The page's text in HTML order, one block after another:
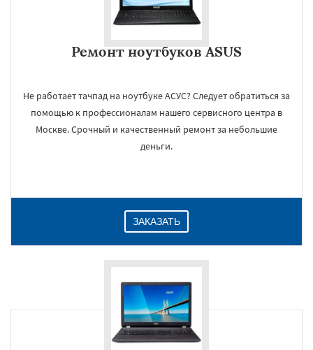
Ремонт ноутбуков ASUS
Не работает тачпад на ноутбуке АСУС? Следует обратиться за
помощью к профессионалам нашего сервисного центра в
Москве. Срочный и качественный ремонт за небольшие
деньги.
ЗАКАЗАТЬ